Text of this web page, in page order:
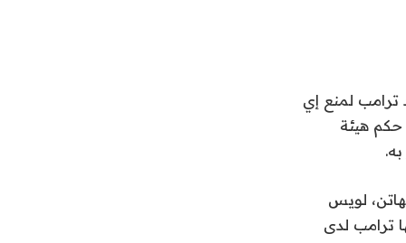
ترامب لمنع إي
عن حكم هيئة
لويس
التي أودعها ترامب لدى